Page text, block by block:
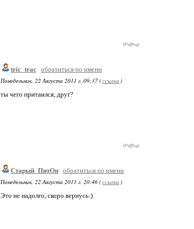
tric_trac обратиться по имени
Понедельник, 22 Августа 2011 г. 09:37 (ссылка )
ты чего притаился, друг?
Старый_ПитОн обратиться по имени
Понедельник, 22 Августа 2011 г. 20:46 (ссылка )
Это не надолго, скоро вернусь:)